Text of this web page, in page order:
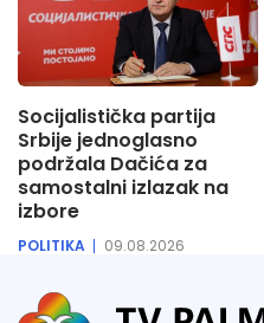
Socijalistička partija
Srbije jednoglasno
podržala Dačića za
samostalni izlazak na
izbore
POLITIKA 09.08.2026